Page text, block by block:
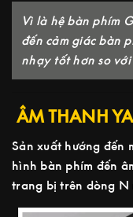
Vì là hệ bàn phím
đến cảm giác bàn
nhạy tốt hơn so với
ÂM THANH
Sản xuất hướng đến
hình bàn phím đến
trang bị trên dòng N